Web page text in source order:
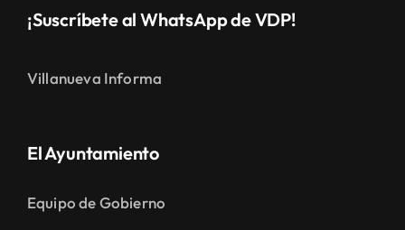
¡Suscríbete al WhatsApp de VDP!
Villanueva Informa
El Ayuntamiento
Equipo de Gobierno